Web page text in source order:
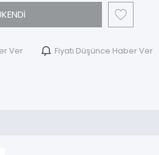
Ver Fiyatı Düşünce Haber Ver